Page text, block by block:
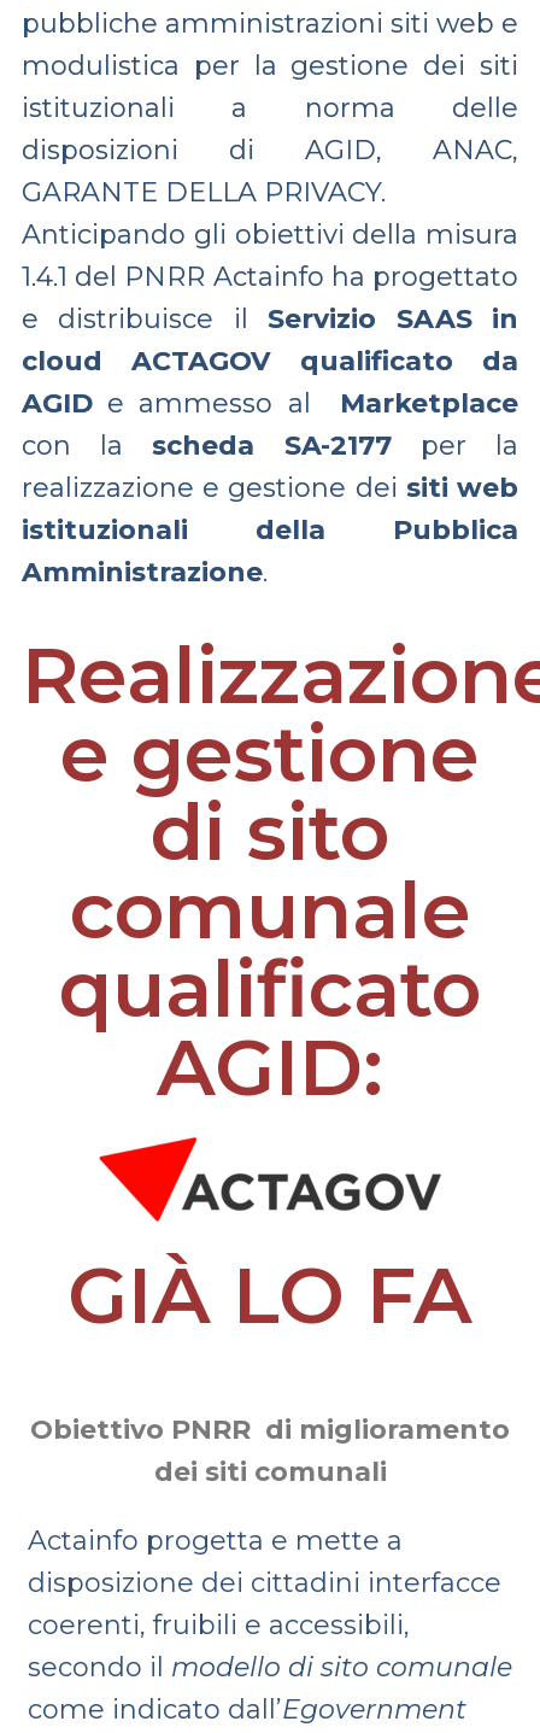
pubbliche amministrazioni siti web e
modulistica per la gestione dei siti
istituzionali a norma delle
disposizioni di AGID, ANAC,
GARANTE DELLA PRIVACY.
Anticipando gli obiettivi della misura
1.4.1 del PNRR Actainfo ha progettato
e distribuisce ilServizio SAAS in
cloud
ACTAGOV qualificato
da
AGID e ammesso al Marketplace
con la scheda SA-2177per la
realizzazione e gestione dei siti web
istituzionali della Pubblica
Amministrazione.
e gestione
di sito
comunale
qualificato
AGID:
GIÀ LO FA
Obiettivo PNRR di miglioramento
dei siti comunali
Actainfo progetta e mette a
disposizione dei cittadini interfacce
coerenti, fruibili e accessibili,
secondo il modello di sito comunale
come indicato dall’Egovernment